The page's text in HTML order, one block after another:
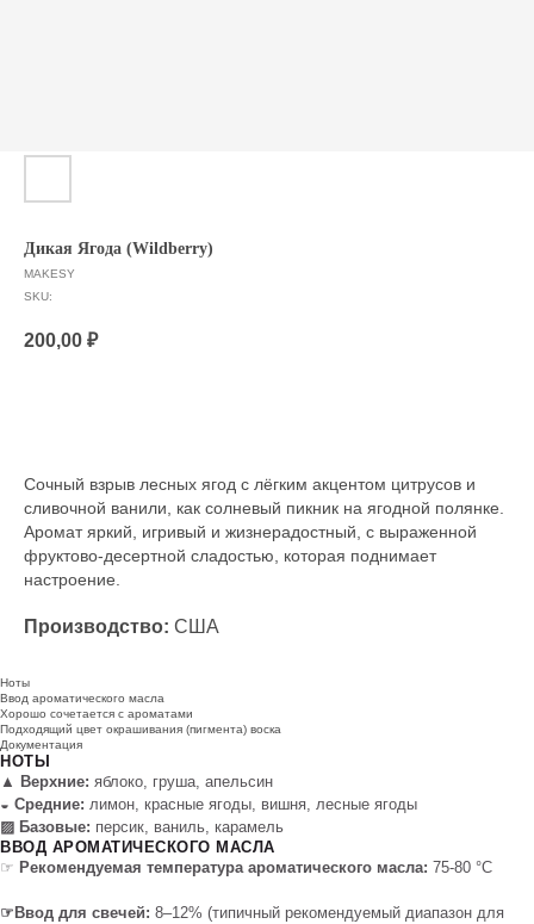
Дикая Ягода (Wildberry)
MAKESY
SKU:
200,00 ₽
Сочный взрыв лесных ягод с лёгким акцентом цитрусов и
сливочной ванили, как солневый пикник на ягодной полянке.
Аромат яркий, игривый и жизнерадостный, с выраженной
фруктово‑десертной сладостью, которая поднимает
настроение.
Производство: США
Ноты
Ввод ароматического масла
Хорошо сочетается с ароматами
Подходящий цвет окрашивания (пигмента) воска
Документация
НОТЫ
▲ Верхние: яблоко, груша, апельсин
◒ Средние: лимон, красные ягоды, вишня, лесные ягоды
▨ Базовые: персик, ваниль, карамель
ВВОД АРОМАТИЧЕСКОГО МАСЛА
☞ Рекомендуемая температура ароматического масла: 75-80 °C
☞Ввод для свечей: 8–12% (типичный рекомендуемый диапазон для